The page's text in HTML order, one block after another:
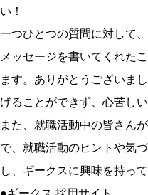
い！
一つひとつの質問に対して
メッセージを書いてくれた
ます。ありがとうございま
げることができず、心苦しい
また、就職活動中の皆さん
で、就職活動のヒントや気
し、ギークスに興味を持っ